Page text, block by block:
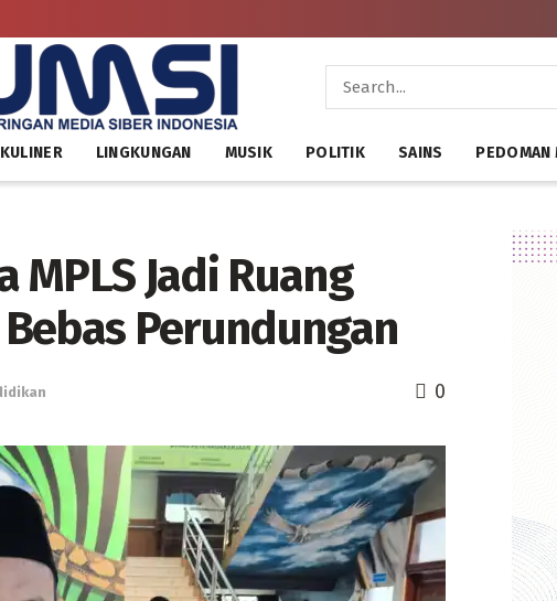
KULINER LINGKUNGAN MUSIK POLITIK SAINS PEDOMAN
MPLS Jadi Ruang
Perundungan
0